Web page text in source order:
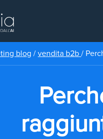
blog / vendita b2b /